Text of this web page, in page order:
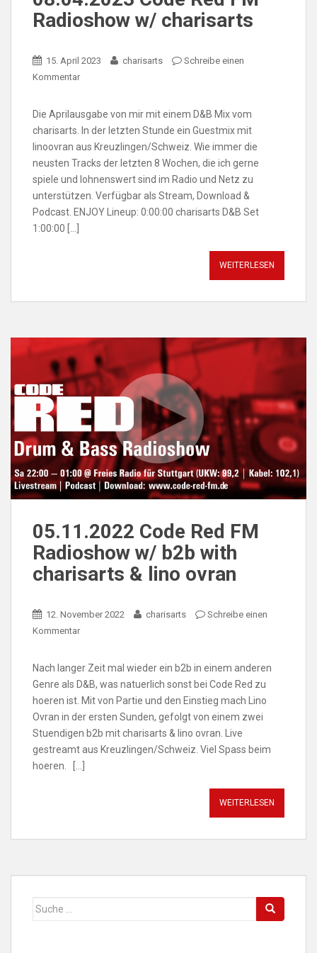
Radioshow w/ charisarts
15. April 2023 charisarts
Schreibe einen
Kommentar
Die Aprilausgabe von mir mit einem D&B Mix vom
charisarts. In der letzten Stunde ein Guestmix mit
linoovran aus Kreuzlingen/Schweiz. Wie immer die
neusten Tracks der letzten 8 Wochen, die ich gerne
spiele und lohnenswert sind im Radio und Netz zu
unterstützen. Verfügbar als Stream, Download &
Podcast. ENJOY Lineup: 0:00:00 charisarts D&B Set
1:00:00 […]
WEITERLESEN
05.11.2022 Code Red FM
Radioshow w/ b2b with
charisarts & lino ovran
12. November 2022 charisarts
Schreibe einen
Kommentar
Nach langer Zeit mal wieder ein b2b in einem anderen
Genre als D&B, was natuerlich sonst bei Code Red zu
hoeren ist. Mit von Partie und den Einstieg mach Lino
Ovran in der ersten Sunden, gefolgt von einem zwei
Stuendigen b2b mit charisarts & lino ovran. Live
gestreamt aus Kreuzlingen/Schweiz. Viel Spass beim
hoeren. […]
WEITERLESEN
Suche